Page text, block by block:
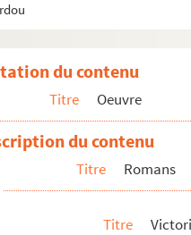
du contenu
Titre Oeuvre
du contenu
Titre Romans
Titre